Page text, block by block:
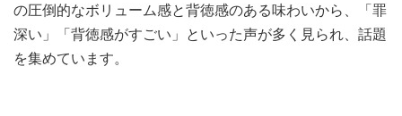
の圧倒的なボリューム感と背徳感のある味わいから、「罪
深い」「背徳感がすごい」といった声が多く見られ、話題
を集めています。